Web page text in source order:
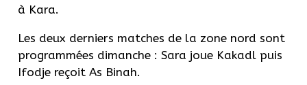
à Kara.
Les deux derniers matches de la zone nord sont
programmées dimanche : Sara joue Kakadl puis
Ifodje reçoit As Binah.